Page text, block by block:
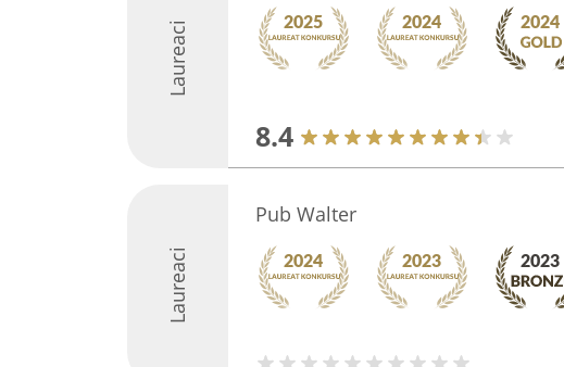
Laureaci
8.4
Laureaci
Pub Walter